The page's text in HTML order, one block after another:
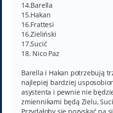
14.Barella
15.Hakan
16.Frattesi
16.Zieliński
17.Sucić
18. Nico Paz
Barella i Hakan potrzebują
najlepiej bardziej
asystenta i pewnie nie
zmiennikami będą Zielu,